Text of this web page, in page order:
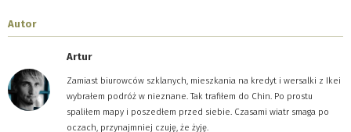
Autor
Artur
Zamiast biurowców szklanych, mieszkania na kredyt i wersalki z Ikei
wybrałem podróż w nieznane. Tak trafiłem do Chin. Po prostu
spaliłem mapy i poszedłem przed siebie. Czasami wiatr smaga po
oczach, przynajmniej czuję, że żyję.